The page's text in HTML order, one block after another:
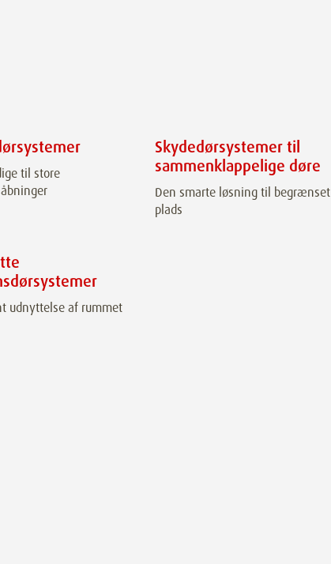
til store
Skydedørsystemer til
sammenklappelige døre
Den smarte løsning til begrænset
plads
udnyttelse af rummet